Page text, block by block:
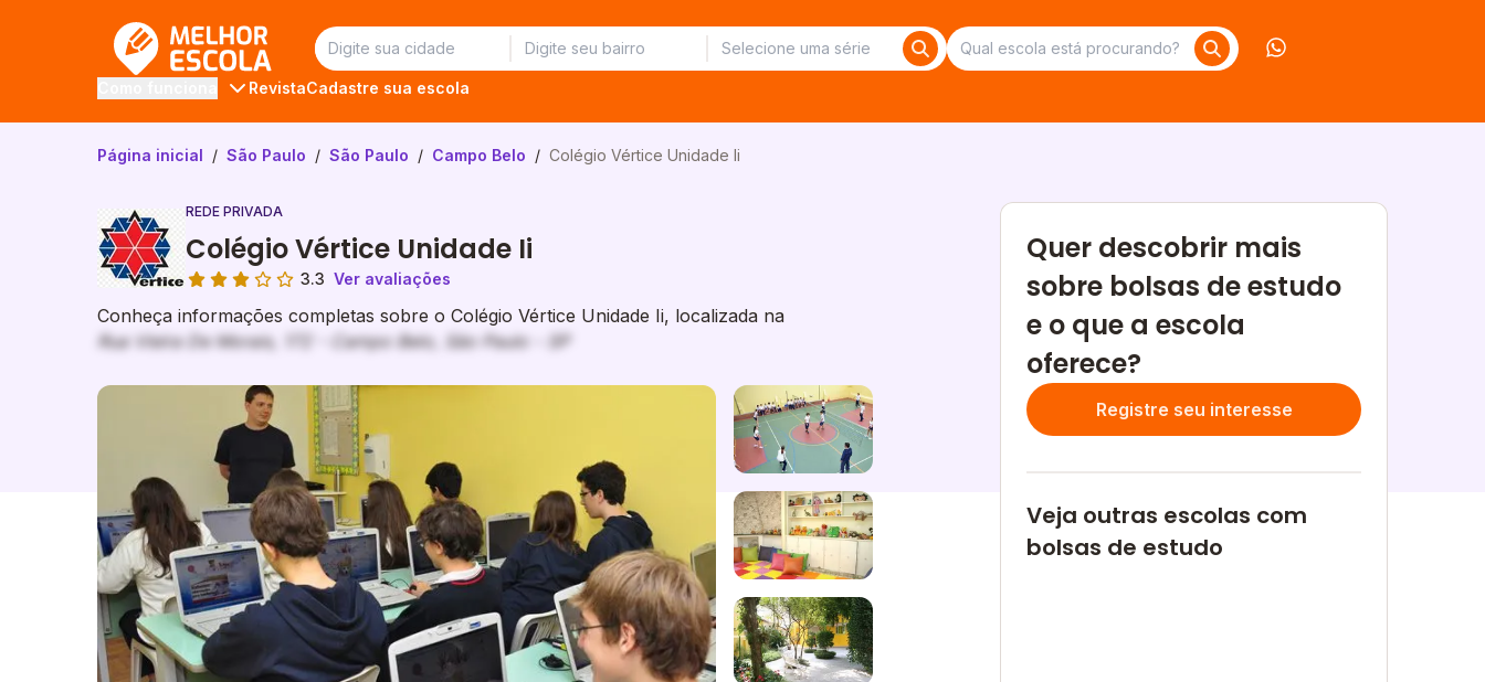
RevistaCadastre sua escola
Página inicial / São Paulo / São Paulo / Campo Belo / Colégio Vértice Unidade Ii
REDE PRIVADA
Colégio Vértice Unidade Ii
3.3 Ver avaliações
Conheça informações completas sobre o Colégio Vértice Unidade Ii, localizada na
Rua Vieira De Morais, 172 - Campo Belo, São Paulo - SP
Quer descobrir mais
sobre bolsas de estudo
e o que a escola
oferece?
Registre seu interesse
Veja outras escolas com
bolsas de estudo
Galeria de imagem
Imagem 1
Imagem 2